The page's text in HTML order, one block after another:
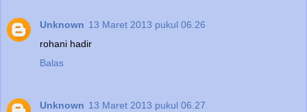
Unknown 13 Maret 2013 pukul 06.26
rohani hadir
Balas
Unknown 13 Maret 2013 pukul 06.27